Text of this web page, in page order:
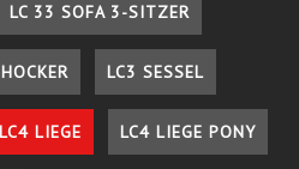
LC 33 SOFA 3-SITZER
LC3 SESSEL
LC4 LIEGE LC4 LIEGE PONY